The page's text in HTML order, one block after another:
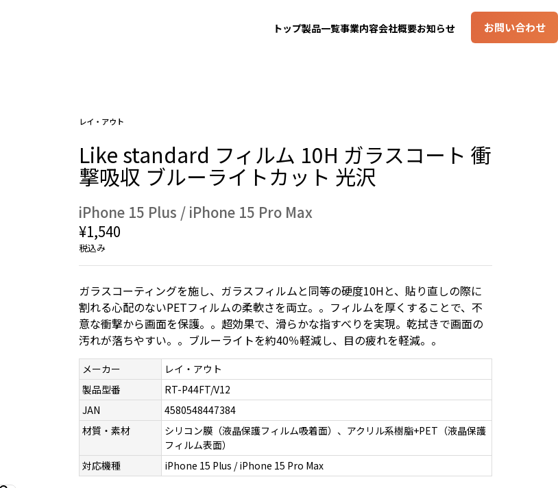
トップ製品一覧事業内容会社概要お知らせ お問い合わせ
レイ・アウト
Like standard フィルム 10H ガラスコート 衝
撃吸収 ブルーライトカット 光沢
iPhone 15 Plus / iPhone 15 Pro Max
¥1,540
税込み
ガラスコーティングを施し、ガラスフィルムと同等の硬度10Hと、貼り直しの際に
割れる心配のないPETフィルムの柔軟さを両立。。フィルムを厚くすることで、不
意な衝撃から画面を保護。。超効果で、滑らかな指すべりを実現。乾拭きで画面の
汚れが落ちやすい。。ブルーライトを約40％軽減し、目の疲れを軽減。。
メーカー
レイ・アウト
製品型番
RT-P44FT/V12
JAN
4580548447384
材質・素材
シリコン膜（液晶保護フィルム吸着面）、アクリル系樹脂+PET（液晶保護
フィルム表面）
対応機種
iPhone 15 Plus / iPhone 15 Pro Max